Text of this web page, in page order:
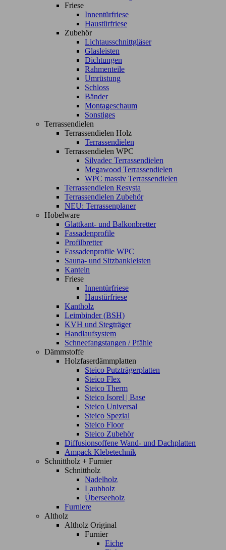
Friese
Innentürfriese
Haustürfriese
Zubehör
Lichtausschnittgläser
Glasleisten
Dichtungen
Rahmenteile
Umrüstung
Schloss
Bänder
Montageschaum
Sonstiges
Terrassendielen
Terrassendielen Holz
Terrassendielen
Terrassendielen WPC
Silvadec Terrassendielen
Megawood Terrassendielen
WPC massiv Terrassendielen
Terrassendielen Resysta
Terrassendielen Zubehör
NEU: Terrassenplaner
Hobelware
Glattkant- und Balkonbretter
Fassadenprofile
Profilbretter
Fassadenprofile WPC
Sauna- und Sitzbankleisten
Kanteln
Friese
Innentürfriese
Haustürfriese
Kantholz
Leimbinder (BSH)
KVH und Stegträger
Handlaufsystem
Schneefangstangen / Pfähle
Dämmstoffe
Holzfaserdämmplatten
Steico Putzträgerplatten
Steico Flex
Steico Therm
Steico Isorel | Base
Steico Universal
Steico Spezial
Steico Floor
Steico Zubehör
Diffusionsoffene Wand- und Dachplatten
Ampack Klebetechnik
Schnittholz + Furnier
Schnittholz
Nadelholz
Laubholz
Überseeholz
Furniere
Altholz
Altholz Original
Furnier
Eiche